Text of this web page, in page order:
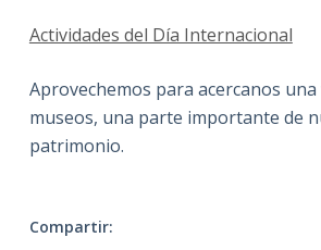
Actividades del Día Internacional
Aprovechemos para acercanos una
museos, una parte importante de
patrimonio.
Compartir: